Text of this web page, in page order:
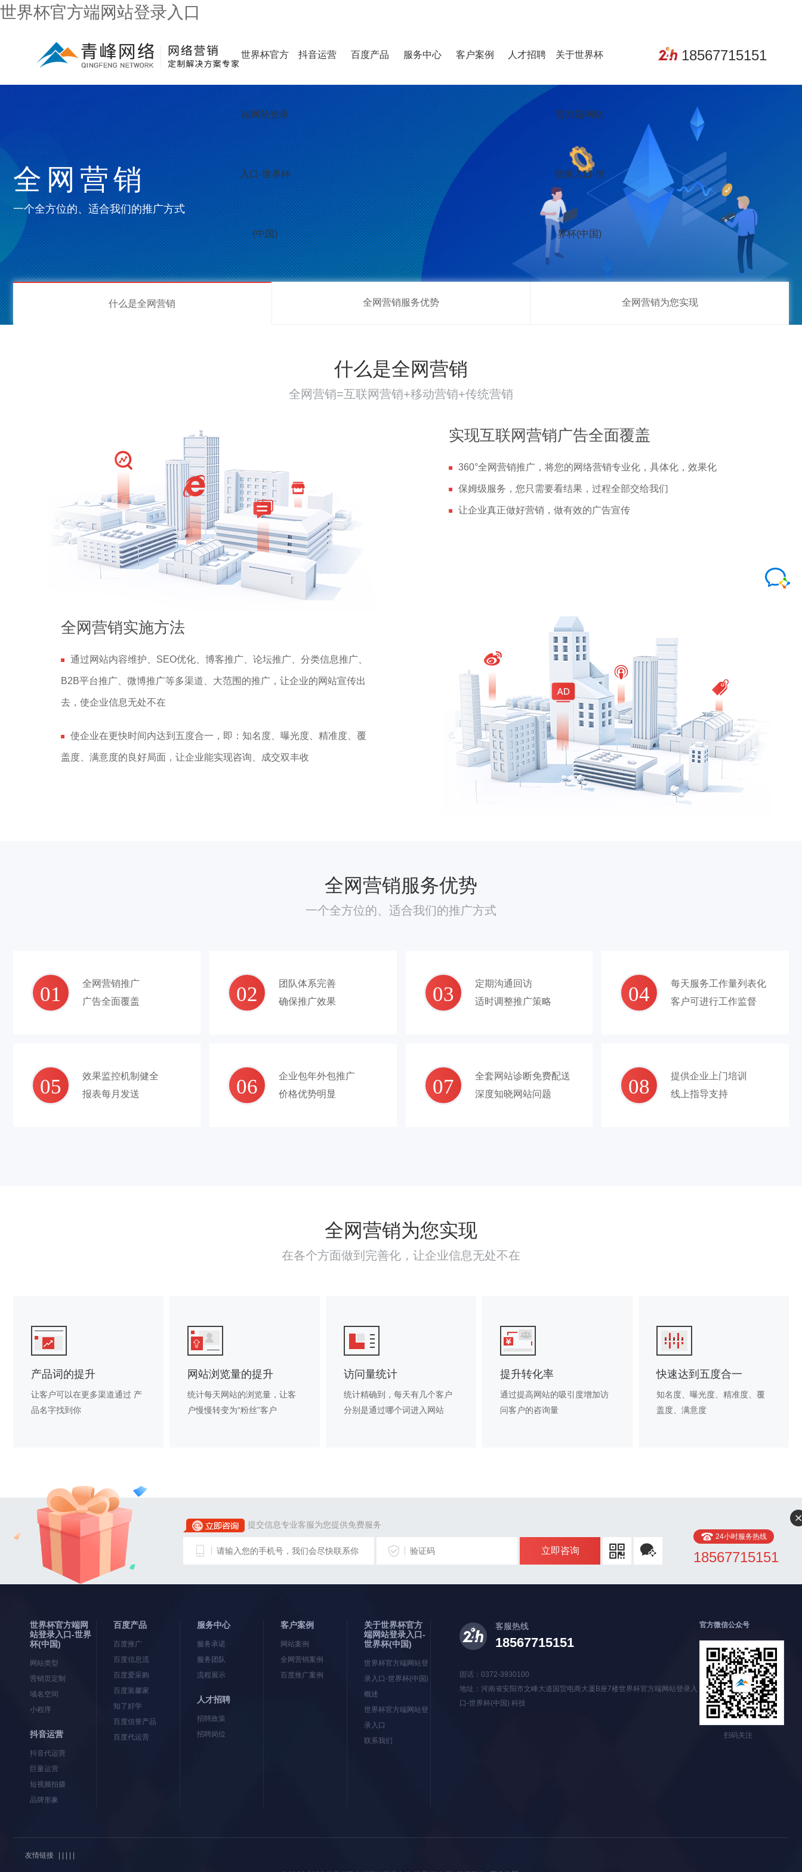
世界杯官方端网站登录入口
世界杯官方
端网站登录
入口-世界杯
(中国)
抖音运营 百度产品 服务中心 客户案例 人才招聘 关于世界杯
官方端网站
登录入口-世
界杯(中国)
18567715151
一个全方位的、适合我们的推广方式
全网营销
什么是全网营销 全网营销服务优势 全网营销为您实现
什么是全网营销
全网营销=互联网营销+移动营销+传统营销
实现互联网营销广告全面覆盖
360°全网营销推广，将您的网络营销专业化，具体化，效果化
保姆级服务，您只需要看结果，过程全部交给我们
让企业真正做好营销，做有效的广告宣传
全网营销实施方法
通过网站内容维护、SEO优化、博客推广、论坛推广、分类信息推广、
B2B平台推广、微博推广等多渠道、大范围的推广，让企业的网站宣传出
去，使企业信息无处不在
使企业在更快时间内达到五度合一，即：知名度、曝光度、精准度、覆
盖度、满意度的良好局面，让企业能实现咨询、成交双丰收
全网营销服务优势
一个全方位的、适合我们的推广方式
01
全网营销推广
广告全面覆盖
02
团队体系完善
确保推广效果
03
定期沟通回访
适时调整推广策略
04
每天服务工作量列表化
客户可进行工作监督
05
效果监控机制健全
报表每月发送
06
企业包年外包推广
价格优势明显
07
全套网站诊断免费配送
深度知晓网站问题
08
提供企业上门培训
线上指导支持
全网营销为您实现
在各个方面做到完善化，让企业信息无处不在
产品词的提升
让客户可以在更多渠道通过 产
品名字找到你
网站浏览量的提升
统计每天网站的浏览量，让客
户慢慢转变为“粉丝”客户
访问量统计
统计精确到，每天有几个客户
分别是通过哪个词进入网站
提升转化率
通过提高网站的吸引度增加访
问客户的咨询量
快速达到五度合一
知名度、曝光度、精准度、覆
盖度、满意度
提交信息专业客服为您提供免费服务
立即咨询
24小时服务热线
18567715151
世界杯官方端网
站登录入口-世界
杯(中国)
网站类型
营销页定制
域名空间
小程序
抖音运营
抖音代运营
巨量运营
短视频拍摄
品牌形象
百度产品
百度推广
百度信息流
百度爱采购
百度装馨家
知了好学
百度信誉产品
百度代运营
服务中心
服务承诺
服务团队
流程展示
人才招聘
招聘政策
招聘岗位
客户案例
网站案例
全网营销案例
百度推广案例
关于世界杯官方
端网站登录入口-
世界杯(中国)
世界杯官方端网站登
录入口-世界杯(中国)
概述
世界杯官方端网站登
录入口
联系我们
客服热线
18567715151
固话：0372-3930100
地址：河南省安阳市文峰大道国贸电商大厦B座7楼世界杯官方端网站登录入
口-世界杯(中国) 科技
官方微信公众号
扫码关注
友情链接